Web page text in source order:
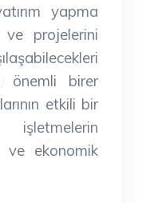
yapma
ve projelerini
önemli birer
etkili bir
işletmelerin
ve ekonomik